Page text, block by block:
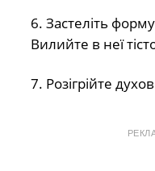
6. Застеліть
Вилийте в неї
7. Розігрійте